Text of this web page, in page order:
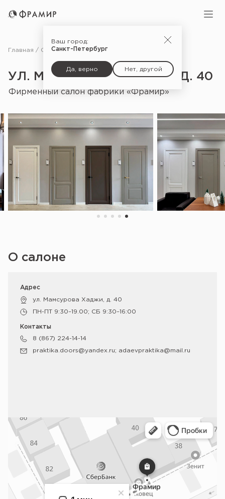
Ваш город:
Санкт-Петербург
Да, верно Нет, другой
Главная Салоны
УЛ. МАМСУРОВА ХАДЖИ, Д. 40
Фирменный салон фабрики «Фрамир»
О салоне
Владикавказ
Яндекс Карты
Адрес
ул. Мамсурова Хаджи, д. 40
ПН-ПТ 9:30–19.00; СБ 9:30–16:00
Контакты
8 (867) 224-14-14
praktika.doors@yandex.ru; adaevpraktika@mail.ru